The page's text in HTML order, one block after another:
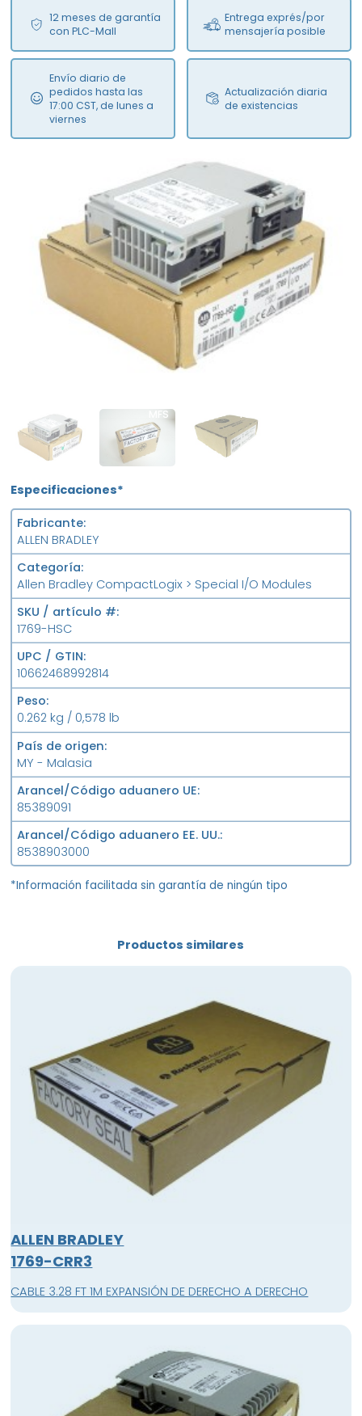
12 meses de garantía
con PLC-Mall
Entrega exprés/por
mensajería posible
Envío diario de
pedidos hasta las
17:00 CST, de lunes a
viernes
Actualización diaria
de existencias
MFS FS
Especificaciones*
Fabricante
ALLEN BRADLEY
Categoría
Allen Bradley CompactLogix > Special I/O Modules
SKU / artículo #
1769-HSC
UPC / GTIN
10662468992814
Peso
0.262 kg / 0,578 lb
País de origen
MY - Malasia
Arancel/Código aduanero UE
85389091
Arancel/Código aduanero EE. UU.
8538903000
*Información facilitada sin garantía de ningún tipo
Productos similares
ALLEN BRADLEY
1769-CRR3
CABLE 3.28 FT 1M EXPANSIÓN DE DERECHO A DERECHO